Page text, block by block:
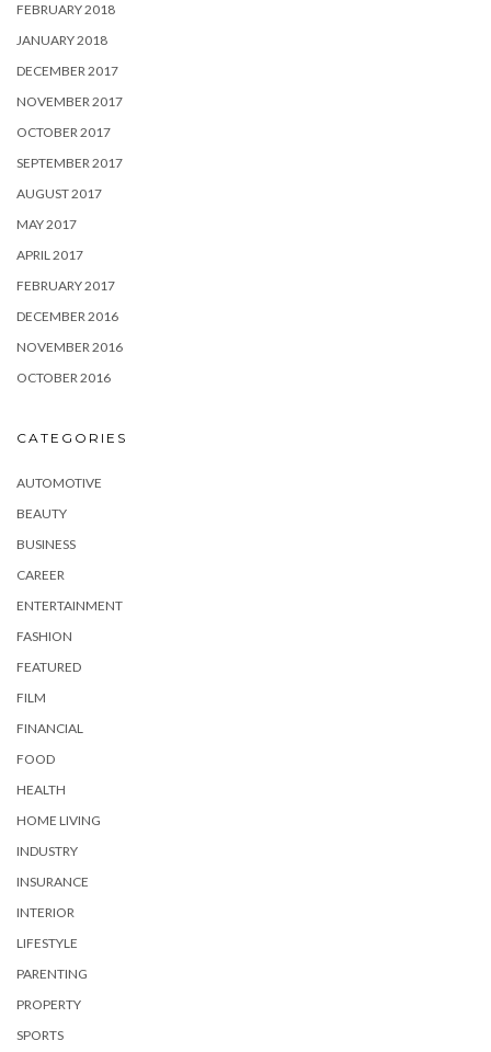
FEBRUARY 2018
JANUARY 2018
DECEMBER 2017
NOVEMBER 2017
OCTOBER 2017
SEPTEMBER 2017
AUGUST 2017
MAY 2017
APRIL 2017
FEBRUARY 2017
DECEMBER 2016
NOVEMBER 2016
OCTOBER 2016
CATEGORIES
AUTOMOTIVE
BEAUTY
BUSINESS
CAREER
ENTERTAINMENT
FASHION
FEATURED
FILM
FINANCIAL
FOOD
HEALTH
HOME LIVING
INDUSTRY
INSURANCE
INTERIOR
LIFESTYLE
PARENTING
PROPERTY
SPORTS